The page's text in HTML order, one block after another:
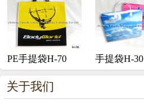
PE手提袋H-70 手提袋H-30
关于我们